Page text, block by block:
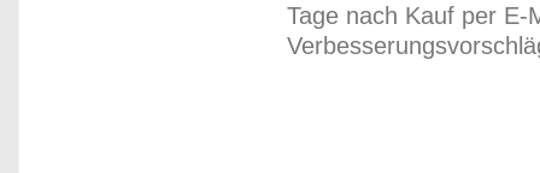
Tage nach Kauf per E-